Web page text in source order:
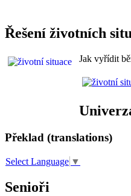
Řešení životních
Jak vyřídit
Překlad (translations)
Select Language ▼
Senioři